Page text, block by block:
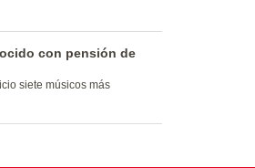
con pensión de
siete músicos más